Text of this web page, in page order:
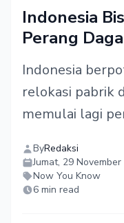
Indonesia
Perang
Indonesia
relokasi pabrik
memulai lagi
ByRedaksi
Jumat, 29
Now You Know
6 min read